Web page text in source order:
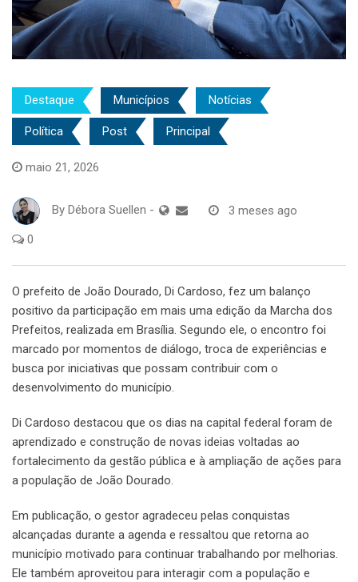
Destaque Municípios Notícias
Política Post Principal
maio 21, 2026
By Débora Suellen - 3 meses ago
0
O prefeito de João Dourado, Di Cardoso, fez um balanço
positivo da participação em mais uma edição da Marcha dos
Prefeitos, realizada em Brasília. Segundo ele, o encontro foi
marcado por momentos de diálogo, troca de experiências e
busca por iniciativas que possam contribuir com o
desenvolvimento do município.
Di Cardoso destacou que os dias na capital federal foram de
aprendizado e construção de novas ideias voltadas ao
fortalecimento da gestão pública e à ampliação de ações para
a população de João Dourado.
Em publicação, o gestor agradeceu pelas conquistas
alcançadas durante a agenda e ressaltou que retorna ao
município motivado para continuar trabalhando por melhorias.
Ele também aproveitou para interagir com a população e